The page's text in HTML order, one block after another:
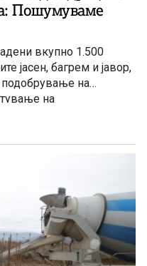
Пошумуваме
вкупно 1.500
јасен, багрем и јавор,
на
на
пчелниот фонд